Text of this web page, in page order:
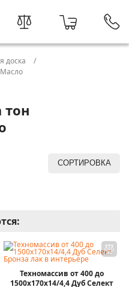
доска
тон
СОРТИРОВКА
Техномассив от 400 до
1500х170х14/4,4 Дуб Селект